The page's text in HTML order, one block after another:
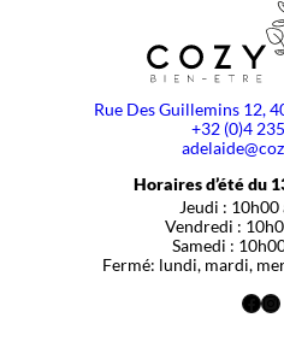
Rue Des Guillemins 12,
+32 (0)4
Horaires d’été du
Jeudi :
Vendredi :
Samedi :
Fermé: lundi, mardi,